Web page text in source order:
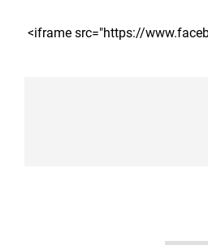
<iframe src="https://